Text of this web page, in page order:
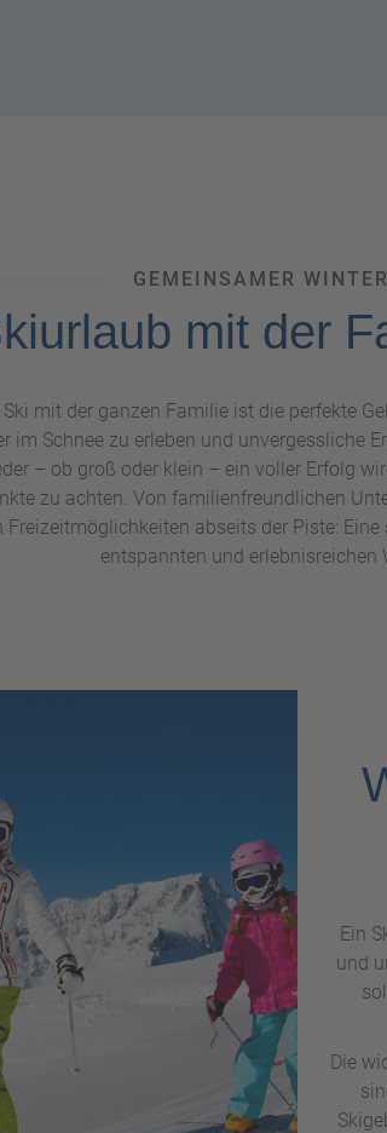
GEMEINSAMER
mit der
mit der ganzen Familie ist die perfekte
im Schnee zu erleben und unvergessliche
– ob groß oder klein – ein voller Erfolg
zu achten. Von familienfreundlichen
abseits der Piste: Eine
entspannten und erlebnisreichen
Ein
und
Die